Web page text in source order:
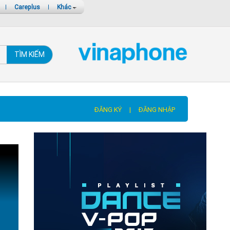
| Careplus | Khác
TÌM KIẾM
ĐĂNG KÝ | ĐĂNG NHẬP